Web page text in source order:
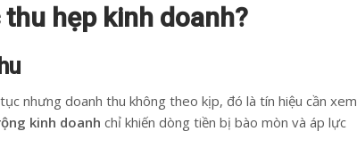
hẹp kinh doanh?
nhưng doanh thu không theo kịp, đó là tín hiệu cần xem
kinh doanh chỉ khiến dòng tiền bị bào mòn và áp lực